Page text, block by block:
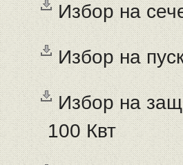
Избор на
Избор на
Избор на
100 Квт